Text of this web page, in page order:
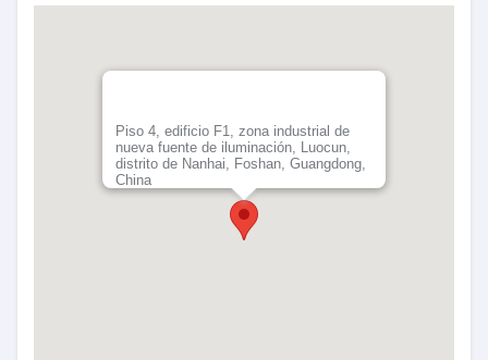
Piso 4, edificio F1, zona industrial de
nueva fuente de iluminación, Luocun,
distrito de Nanhai, Foshan, Guangdong,
China